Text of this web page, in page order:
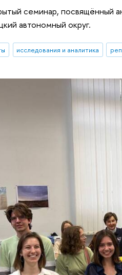
семинар, посвящённый
автономный округ.
исследования и аналитика